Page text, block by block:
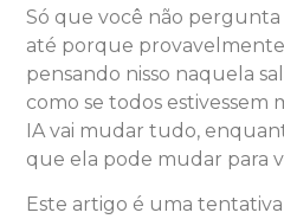
Só que você não pergunta
até porque
pensando nisso naquela
como se todos estivessem
IA vai mudar tudo,
que ela pode mudar para
Este artigo é uma